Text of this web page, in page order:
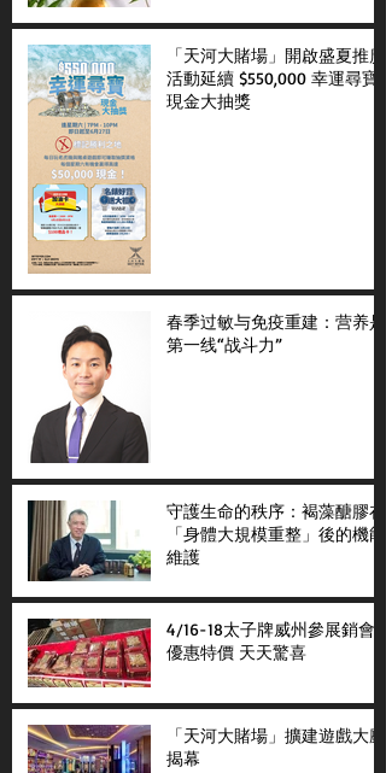
「天河大賭場」開啟盛夏推廣
活動延續 $550,000 幸運尋寶
現金大抽獎
春季过敏与免疫重建：营养是
第一线“战斗力”
守護生命的秩序：褐藻醣膠在
「身體大規模重整」後的機能
維護
4/16-18太子牌威州參展銷會
優惠特價 天天驚喜
「天河大賭場」擴建遊戲大廳
揭幕